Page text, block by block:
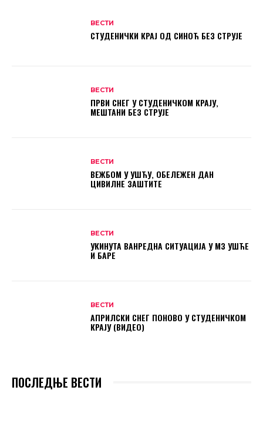
ВЕСТИ
СТУДЕНИЧКИ КРАЈ ОД СИНОЋ БЕЗ СТРУЈЕ
ВЕСТИ
ПРВИ СНЕГ У СТУДЕНИЧКОМ КРАЈУ,
МЕШТАНИ БЕЗ СТРУЈЕ
ВЕСТИ
ВЕЖБОМ У УШЋУ, ОБЕЛЕЖЕН ДАН
ЦИВИЛНЕ ЗАШТИТЕ
ВЕСТИ
УКИНУТА ВАНРЕДНА СИТУАЦИЈА У МЗ УШЋЕ
И БАРЕ
ВЕСТИ
АПРИЛСКИ СНЕГ ПОНОВО У СТУДЕНИЧКОМ
КРАЈУ (ВИДЕО)
ПОСЛЕДЊЕ ВЕСТИ